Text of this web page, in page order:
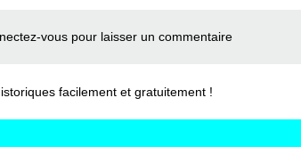
vous pour laisser un commentaire
facilement et gratuitement !